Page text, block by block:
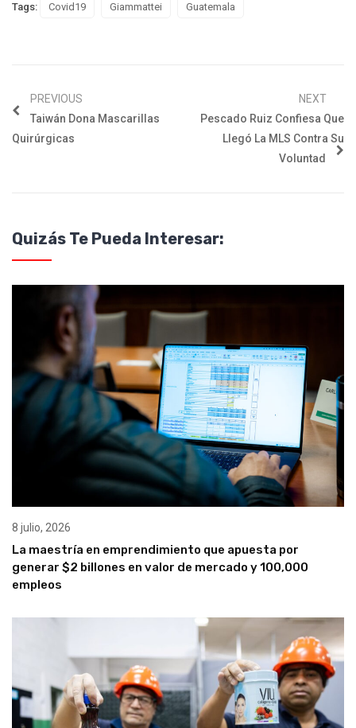
Tags: Covid19 Giammattei Guatemala
PREVIOUS
Taiwán Dona Mascarillas
Quirúrgicas
NEXT
Pescado Ruiz Confiesa Que
Llegó La MLS Contra Su
Voluntad
Quizás Te Pueda Interesar:
8 julio, 2026
La maestría en emprendimiento que apuesta por
generar $2 billones en valor de mercado y 100,000
empleos